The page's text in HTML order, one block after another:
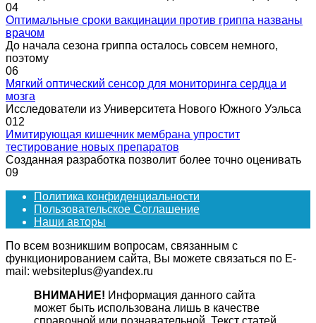
04
Оптимальные сроки вакцинации против гриппа названы
врачом
До начала сезона гриппа осталось совсем немного,
поэтому
06
Мягкий оптический сенсор для мониторинга сердца и
мозга
Исследователи из Университета Нового Южного Уэльса
012
Имитирующая кишечник мембрана упростит
тестирование новых препаратов
Созданная разработка позволит более точно оценивать
09
Политика конфиденциальности
Пользовательское Соглашение
Наши авторы
По всем возникшим вопросам, связанным с
функционированием сайта, Вы можете связаться по E-
mail: websiteplus@yandex.ru
ВНИМАНИЕ! Информация данного сайта
может быть использована лишь в качестве